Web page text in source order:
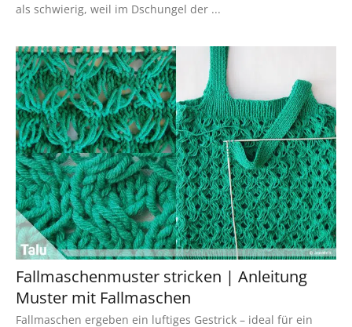
als schwierig, weil im Dschungel der ...
Fallmaschenmuster stricken | Anleitung
Muster mit Fallmaschen
Fallmaschen ergeben ein luftiges Gestrick – ideal für ein